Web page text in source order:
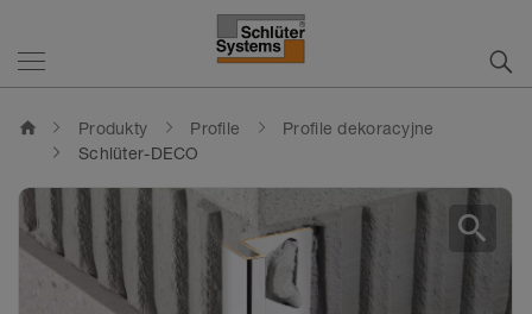
home Produkty Profile
Profile dekoracyjne
Schlüter-DECO
search